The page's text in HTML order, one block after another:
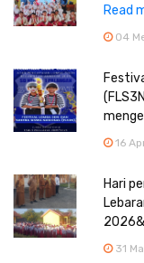
Read
04
16
Hari
31